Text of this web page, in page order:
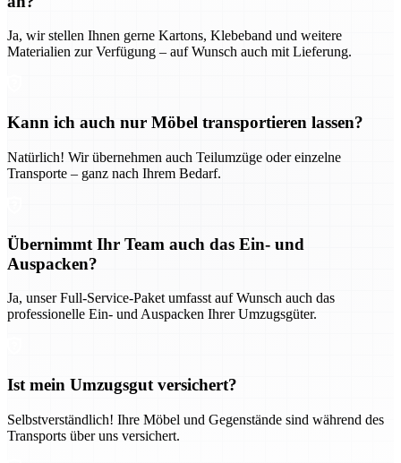
Ja, wir stellen Ihnen gerne Kartons, Klebeband und weitere
Materialien zur Verfügung – auf Wunsch auch mit Lieferung.
Kann ich auch nur Möbel transportieren lassen?
Natürlich! Wir übernehmen auch Teilumzüge oder einzelne
Transporte – ganz nach Ihrem Bedarf.
Übernimmt Ihr Team auch das Ein- und
Auspacken?
Ja, unser Full-Service-Paket umfasst auf Wunsch auch das
professionelle Ein- und Auspacken Ihrer Umzugsgüter.
Ist mein Umzugsgut versichert?
Selbstverständlich! Ihre Möbel und Gegenstände sind während des
Transports über uns versichert.